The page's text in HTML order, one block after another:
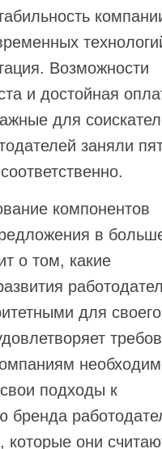
Возможности
и достойная
для
заняли
компонентов
в
о том, какие
для своего
подходы к
бренда
которые они